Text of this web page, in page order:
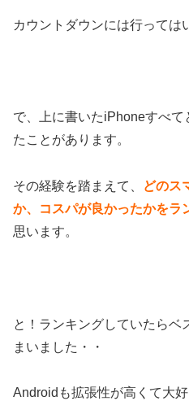
カウントダウンには行っては
で、上に書いたiPhoneすべ
たことがあります。
その経験を踏まえて、
どのス
か、コスパが良かったかをラ
思います。
と！ランキングしていたらベ
まいました・・
Androidも拡張性が高くて大好